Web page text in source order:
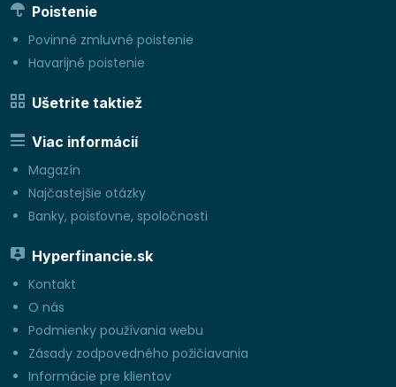
Poistenie
Povinné zmluvné poistenie
Havarijné poistenie
Ušetrite taktiež
Viac informácií
Magazín
Najčastejšie otázky
Banky, poisťovne, spoločnosti
Hyperfinancie.sk
Kontakt
O nás
Podmienky používania webu
Zásady zodpovedného požičiavania
Informácie pre klientov